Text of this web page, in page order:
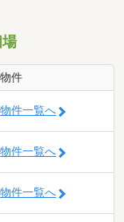
物件
物件一覧へ
物件一覧へ
物件一覧へ